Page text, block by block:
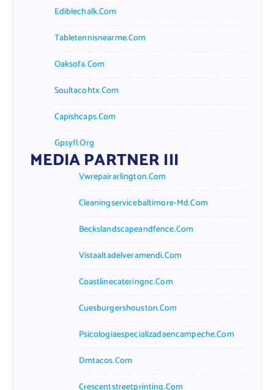
Ediblechalk.com
Tabletennisnearme.com
Oaksofa.com
Soultacohtx.com
Capishcaps.com
Gpsyfl.org
MEDIA PARTNER III
Vwrepairarlington.com
Cleaningservicebaltimore-Md.com
Beckslandscapeandfence.com
Vistaaltadelveramendi.com
Coastlinecateringnc.com
Cuesburgershouston.com
Psicologiaespecializadaencampeche.com
Dmtacos.com
Crescentstreetprinting.com